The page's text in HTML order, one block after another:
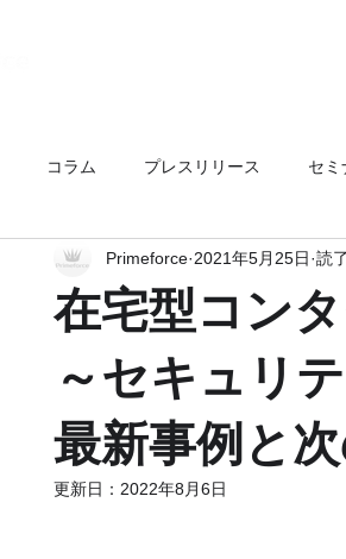
コラム プレスリリース セミ
在宅型コン
～セキュリ
最新事例と
Primeforce 2021年5月25日 読
更新日： 2022年8月6日